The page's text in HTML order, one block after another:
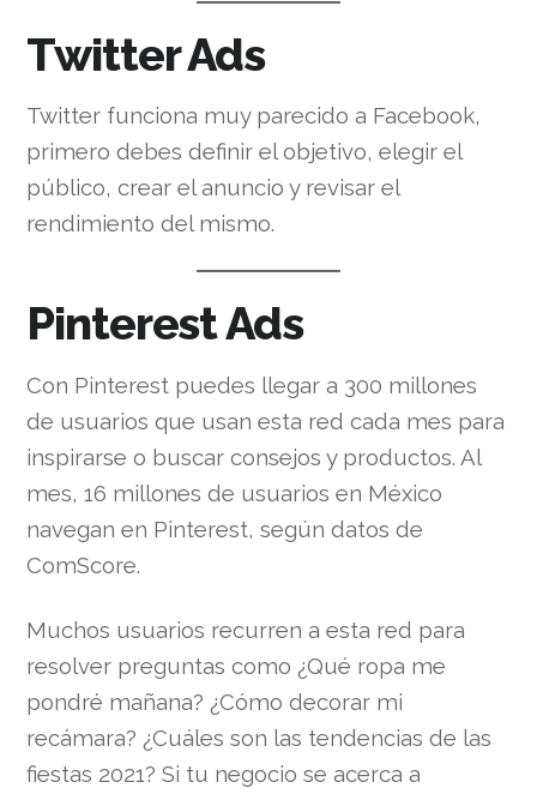
Twitter Ads
Twitter funciona muy parecido a Facebook,
primero debes definir el objetivo, elegir el
público, crear el anuncio y revisar el
rendimiento del mismo.
Pinterest Ads
Con Pinterest puedes llegar a 300 millones
de usuarios que usan esta red cada mes para
inspirarse o buscar consejos y productos. Al
mes, 16 millones de usuarios en México
navegan en Pinterest, según datos de
ComScore.
Muchos usuarios recurren a esta red para
resolver preguntas como ¿Qué ropa me
pondré mañana? ¿Cómo decorar mi
recámara? ¿Cuáles son las tendencias de las
fiestas 2021? Si tu negocio se acerca a